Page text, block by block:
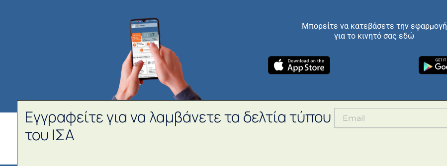
Μπορείτε να κατεβάσετε την εφαρμογή
για το κινητό σας εδώ
Εγγραφείτε για να λαμβάνετε τα δελτία τύπου
του ΙΣΑ